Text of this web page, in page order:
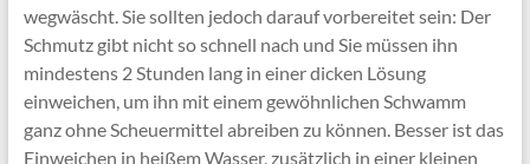
wegwäscht. Sie sollten jedoch darauf vorbereitet sein: Der
Schmutz gibt nicht so schnell nach und Sie müssen ihn
mindestens 2 Stunden lang in einer dicken Lösung
einweichen, um ihn mit einem gewöhnlichen Schwamm
ganz ohne Scheuermittel abreiben zu können. Besser ist das
Einweichen in heißem Wasser, zusätzlich in einer kleinen